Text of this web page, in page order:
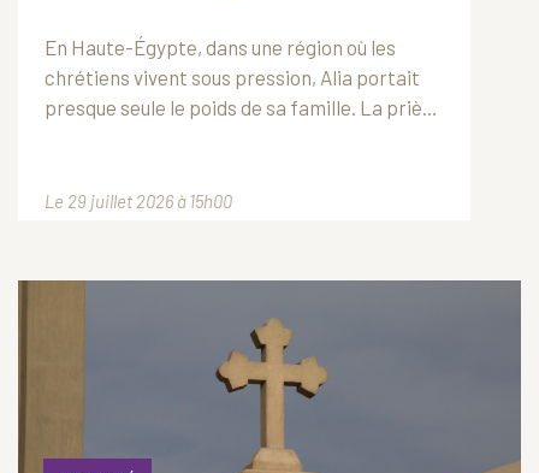
En Haute-Égypte, dans une région où les
chrétiens vivent sous pression, Alia portait
presque seule le poids de sa famille. La priè...
Le 29 juillet 2026 à 15h00